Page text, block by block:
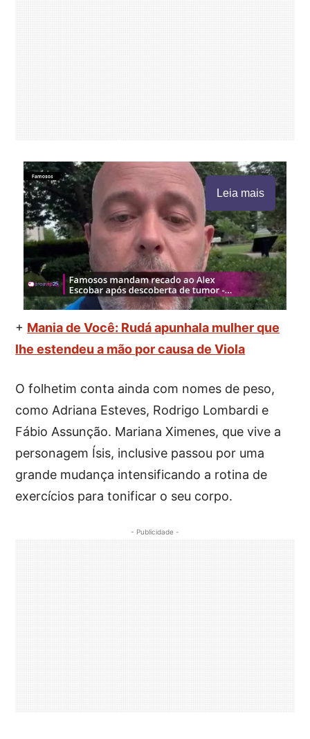
Leia mais
+ Mania de Você: Rudá apunhala mulher que
lhe estendeu a mão por causa de Viola
O folhetim conta ainda com nomes de peso,
como Adriana Esteves, Rodrigo Lombardi e
Fábio Assunção. Mariana Ximenes, que vive a
personagem Ísis, inclusive passou por uma
grande mudança intensificando a rotina de
exercícios para tonificar o seu corpo.
- Publicidade -